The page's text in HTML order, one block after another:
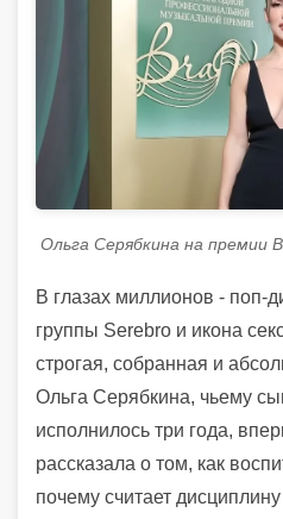
Ольга Серябкина на премии
В глазах миллионов - поп-
группы Serebro и икона
строгая, собранная и
Ольга Серябкина, чьему
исполнилось три года,
рассказала о том, как
почему считает